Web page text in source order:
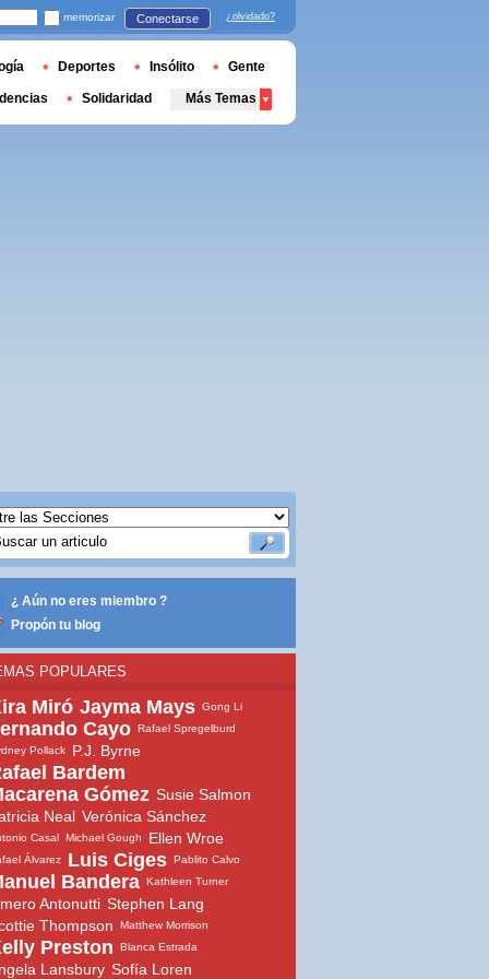
¿ Aún no eres miembro ?
Propón tu blog
POPULARES
Miró Jayma Mays Gong Li
Cayo Rafael Spregelburd
Pollack
P.J. Byrne
Bardem
Gómez Susie Salmon
Neal Verónica Sánchez
Casal Michael Gough Ellen Wroe
Álvarez Luis Ciges Pablito Calvo
Bandera Kathleen Turner
Antonutti Stephen Lang
Thompson
Matthew Morrison
Preston Blanca Estrada
Lansbury Sofía Loren
memorizar Conectarse ¿olvidado?
Deportes Insólito Gente
Solidaridad Más Temas